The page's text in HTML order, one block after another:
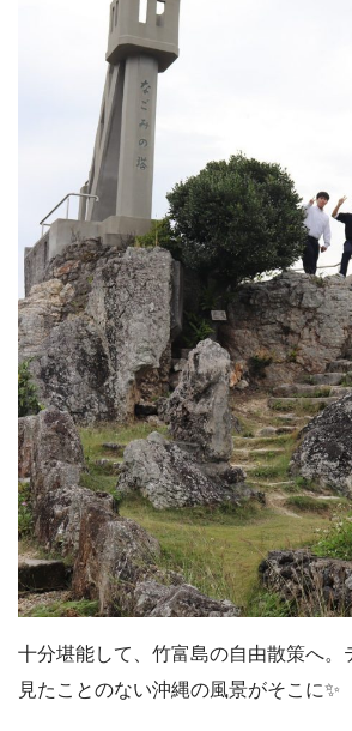
十分堪能して、竹富島の自由散策へ。
見たことのない沖縄の風景がそこに✨